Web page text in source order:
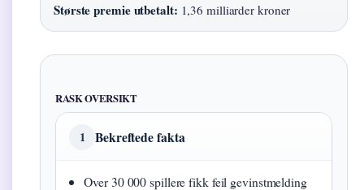
Største premie utbetalt: 1,36 milliarder kroner
RASK OVERSIKT
1 Bekreftede fakta
Over 30 000 spillere fikk feil gevinstmelding